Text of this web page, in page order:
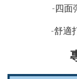
-四面
-舒適